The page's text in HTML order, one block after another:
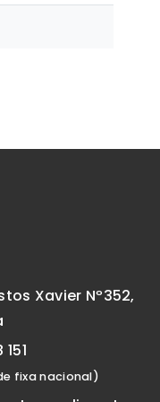
Xavier Nº352,
fixa nacional)